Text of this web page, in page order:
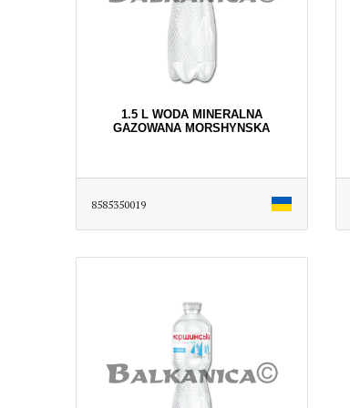
1.5 L WODA MINERALNA
GAZOWANA MORSHYNSKA
8585350019